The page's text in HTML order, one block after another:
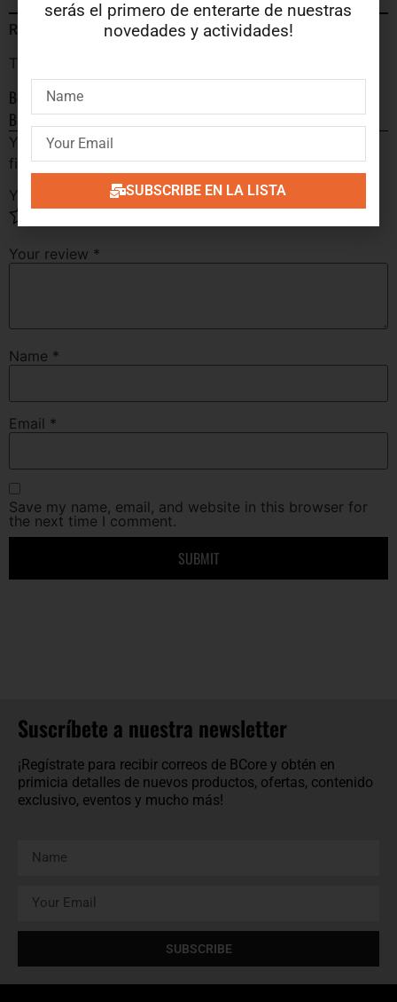
Reviews
There are no reviews yet.
Be the first to review “Bootboy Discotheque (14 Bovver Rock
Bruisers)”
Your email address will not be published.
fields are marked*
Your rating
Your review *
Name *
Email *
Save my name, email, and website in this browser for
the next time I comment.
Suscríbete a nuestra newsletter
¡Regístrate para recibir correos de BCore y obtén en
primicia detalles de nuevos productos, ofertas, contenido
exclusivo, eventos y mucho más!
SUBSCRIBE
serás el primero de enterarte de nuestras
novedades y actividades!
SUBSCRIBE EN LA LISTA